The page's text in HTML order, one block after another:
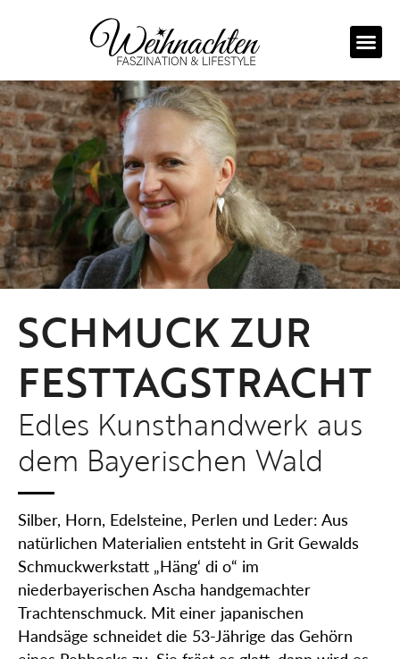
SCHMUCK ZUR
FESTTAGSTRACHT
Edles Kunsthandwerk aus
dem Bayerischen Wald
Silber, Horn, Edelsteine, Perlen und Leder: Aus
natürlichen Materialien entsteht in Grit Gewalds
Schmuckwerkstatt „Häng‘ di o“ im
niederbayerischen Ascha handgemachter
Trachtenschmuck. Mit einer japanischen
Handsäge schneidet die 53-Jährige das Gehörn